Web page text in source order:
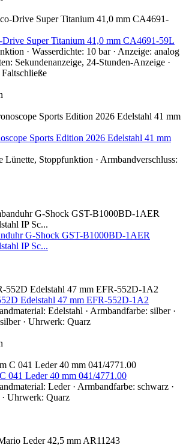
Super Titanium 41,0 mm CA4691-59L
· Wasserdichte: 10 bar · Anzeige: analog
Sekundenanzeige, 24-Stunden-Anzeige ·
Sports Edition 2026 Edelstahl 41 mm
Lünette, Stoppfunktion · Armbandverschluss:
G-Shock GST-B1000BD-1AER
IP Sc...
Edelstahl 47 mm EFR-552D-1A2
Edelstahl · Armbandfarbe: silber ·
· Uhrwerk: Quarz
041 Leder 40 mm 041/4771.00
Leder · Armbandfarbe: schwarz ·
· Uhrwerk: Quarz